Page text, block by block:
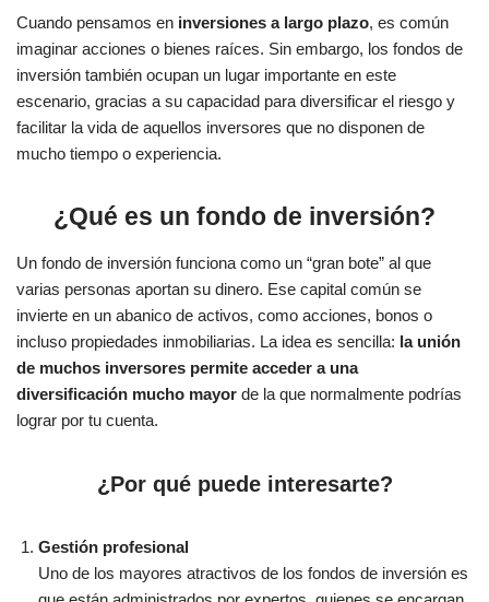
Cuando pensamos en inversiones a largo plazo, es común
imaginar acciones o bienes raíces. Sin embargo, los fondos de
inversión también ocupan un lugar importante en este
escenario, gracias a su capacidad para diversificar el riesgo y
facilitar la vida de aquellos inversores que no disponen de
mucho tiempo o experiencia.
¿Qué es un fondo de inversión?
Un fondo de inversión funciona como un “gran bote” al que
varias personas aportan su dinero. Ese capital común se
invierte en un abanico de activos, como acciones, bonos o
incluso propiedades inmobiliarias. La idea es sencilla: la unión
de muchos inversores permite acceder a una
diversificación mucho mayor de la que normalmente podrías
lograr por tu cuenta.
¿Por qué puede interesarte?
Gestión profesional
Uno de los mayores atractivos de los fondos de inversión es